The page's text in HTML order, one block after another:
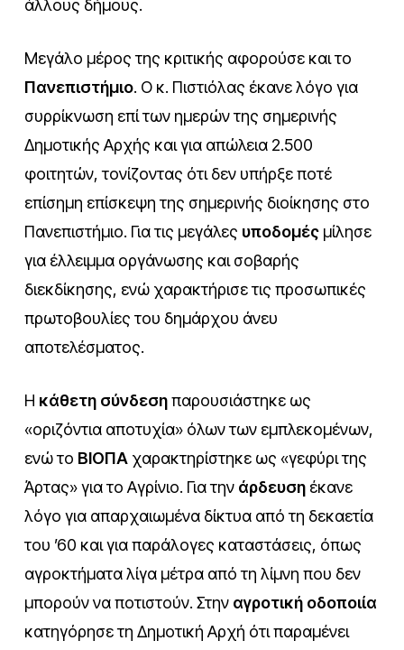
άλλους δήμους.
Μεγάλο μέρος της κριτικής αφορούσε και το
Πανεπιστήμιο. Ο κ. Πιστιόλας έκανε λόγο για
συρρίκνωση επί των ημερών της σημερινής
Δημοτικής Αρχής και για απώλεια 2.500
φοιτητών, τονίζοντας ότι δεν υπήρξε ποτέ
επίσημη επίσκεψη της σημερινής διοίκησης στο
Πανεπιστήμιο. Για τις μεγάλες υποδομέςμίλησε
για έλλειμμα οργάνωσης και σοβαρής
διεκδίκησης, ενώ χαρακτήρισε τις προσωπικές
πρωτοβουλίες του δημάρχου άνευ
αποτελέσματος.
Η κάθετη σύνδεσηπαρουσιάστηκε ως
«οριζόντια αποτυχία» όλων των εμπλεκομένων,
ενώ το ΒΙΟΠΑχαρακτηρίστηκε ως «γεφύρι της
Άρτας» για το Αγρίνιο. Για την άρδευσηέκανε
λόγο για απαρχαιωμένα δίκτυα από τη δεκαετία
του ’60 και για παράλογες καταστάσεις, όπως
αγροκτήματα λίγα μέτρα από τη λίμνη που δεν
μπορούν να ποτιστούν. Στην αγροτική οδοποιία
κατηγόρησε τη Δημοτική Αρχή ότι παραμένει